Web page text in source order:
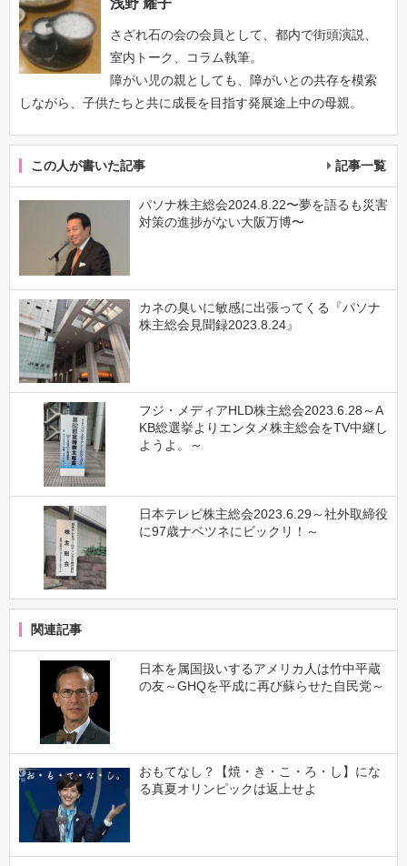
浅野 耀子
さざれ石の会の会員として、都内で街頭演説、
室内トーク、コラム執筆。
障がい児の親としても、障がいとの共存を模索
しながら、子供たちと共に成長を目指す発展途上中の母親。
この人が書いた記事 記事一覧
パソナ株主総会2024.8.22〜夢を語るも災害
対策の進捗がない大阪万博〜
カネの臭いに敏感に出張ってくる『パソナ
株主総会見聞録2023.8.24』
フジ・メディアHLD株主総会2023.6.28～A
KB総選挙よりエンタメ株主総会をTV中継し
ようよ。～
日本テレビ株主総会2023.6.29～社外取締役
に97歳ナベツネにビックリ！～
関連記事
日本を属国扱いするアメリカ人は竹中平蔵
の友～GHQを平成に再び蘇らせた自民党～
おもてなし？【焼・き・こ・ろ・し】にな
る真夏オリンピックは返上せよ